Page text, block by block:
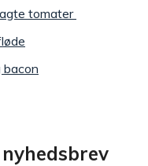
tomater
bacon